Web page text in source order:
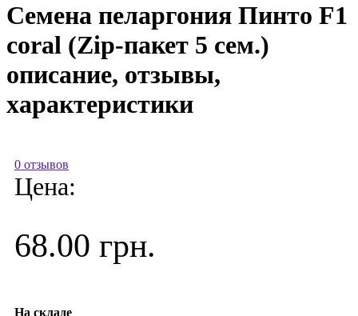
Семена пеларгония Пинто F1
coral (Zip-пакет 5 сем.)
описание, отзывы,
характеристики
0 отзывов
Цена:
68.00 грн.
На складе